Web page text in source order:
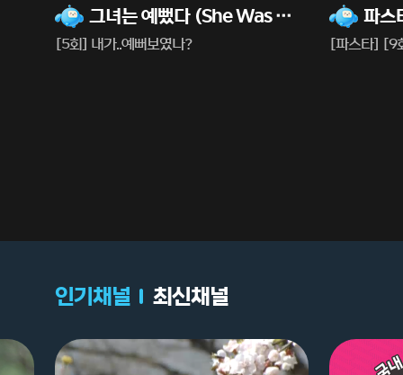
그녀는 예뻤다 (She Was Pretty)
[5회] 내가..예뻐보였나?
재
중
파스
[파스타] [9
재
중
인기채널 최신채널